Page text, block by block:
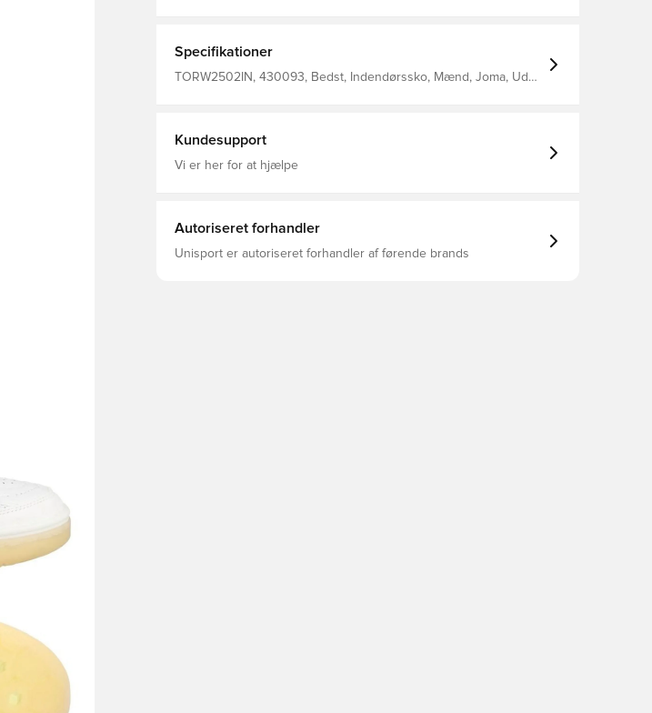
Specifikationer
TORW2502IN, 430093, Bedst, Indendørssko, Mænd, Joma, Uden
Kundesupport
Vi er her for at hjælpe
Autoriseret forhandler
Unisport er autoriseret forhandler af førende brands